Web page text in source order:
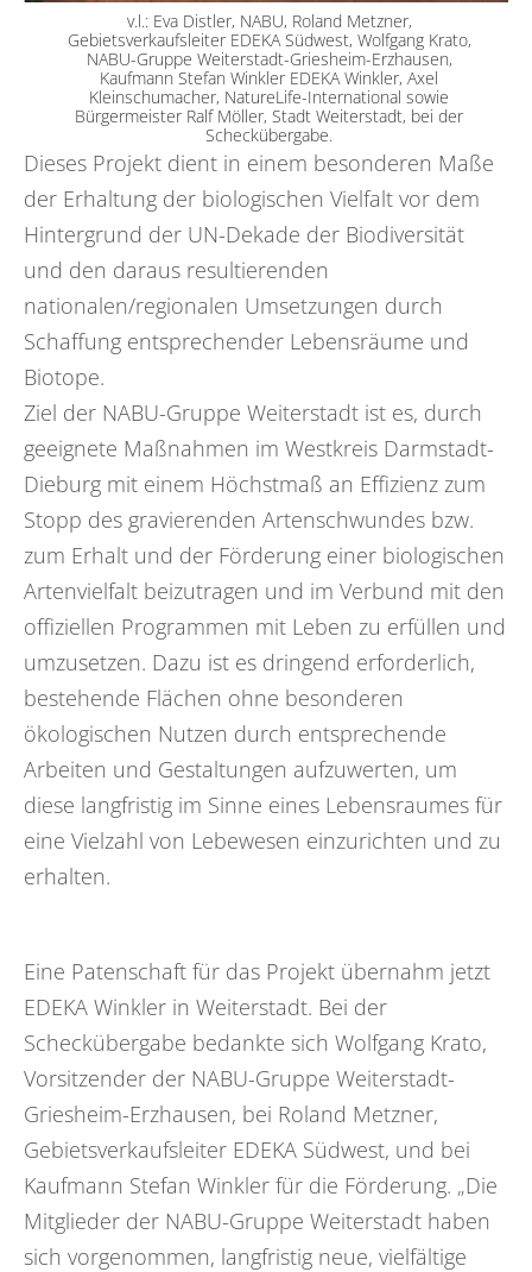
v.l.: Eva Distler, NABU, Roland Metzner,
‎Gebietsverkaufsleiter EDEKA Südwest, Wolfgang Krato,
NABU-Gruppe Weiterstadt-Griesheim-Erzhausen,
Kaufmann Stefan Winkler EDEKA Winkler, Axel
Kleinschumacher, NatureLife-International sowie
Bürgermeister Ralf Möller, Stadt Weiterstadt, bei der
Scheckübergabe.
Dieses Projekt dient in einem besonderen Maße
der Erhaltung der biologischen Vielfalt vor dem
Hintergrund der UN-Dekade der Biodiversität
und den daraus resultierenden
nationalen/regionalen Umsetzungen durch
Schaffung entsprechender Lebensräume und
Biotope.
Ziel der NABU-Gruppe Weiterstadt ist es, durch
geeignete Maßnahmen im Westkreis Darmstadt-
Dieburg mit einem Höchstmaß an Effizienz zum
Stopp des gravierenden Artenschwundes bzw.
zum Erhalt und der Förderung einer biologischen
Artenvielfalt beizutragen und im Verbund mit den
offiziellen Programmen mit Leben zu erfüllen und
umzusetzen. Dazu ist es dringend erforderlich,
bestehende Flächen ohne besonderen
ökologischen Nutzen durch entsprechende
Arbeiten und Gestaltungen aufzuwerten, um
diese langfristig im Sinne eines Lebensraumes für
eine Vielzahl von Lebewesen einzurichten und zu
erhalten.
Eine Patenschaft für das Projekt übernahm jetzt
EDEKA Winkler in Weiterstadt. Bei der
Scheckübergabe bedankte sich Wolfgang Krato,
Vorsitzender der NABU-Gruppe Weiterstadt-
Griesheim-Erzhausen, bei Roland Metzner,
Gebietsverkaufsleiter EDEKA Südwest, und bei
Kaufmann Stefan Winkler für die Förderung. „Die
Mitglieder der NABU-Gruppe Weiterstadt haben
sich vorgenommen, langfristig neue, vielfältige